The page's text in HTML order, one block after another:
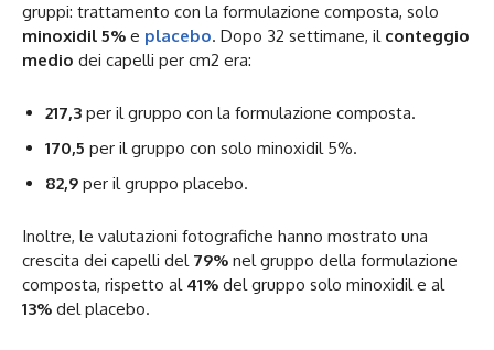
gruppi: trattamento con la formulazione composta, solo
minoxidil 5% e placebo. Dopo 32 settimane, il conteggio
medio dei capelli per cm2 era:
217,3 per il gruppo con la formulazione composta.
170,5 per il gruppo con solo minoxidil 5%.
82,9 per il gruppo placebo.
Inoltre, le valutazioni fotografiche hanno mostrato una
crescita dei capelli del 79% nel gruppo della formulazione
composta, rispetto al 41% del gruppo solo minoxidil e al
13% del placebo.